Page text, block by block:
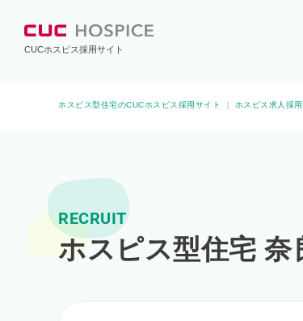
CUCホスピス採用サイト
ホスピス型住宅のCUCホスピス採用サイト ホスピス求人採用
RECRUIT
ホスピス型住宅 奈